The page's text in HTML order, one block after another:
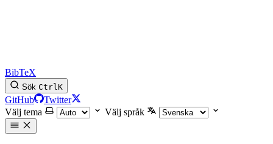
BibTeX
Sök CtrlK
GitHub
Twitter
Välj tema
Välj språk